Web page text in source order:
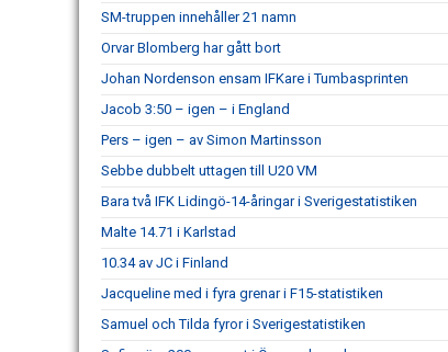
SM-truppen innehåller 21 namn
Orvar Blomberg har gått bort
Johan Nordenson ensam IFKare i Tumbasprinten
Jacob 3:50 – igen – i England
Pers – igen – av Simon Martinsson
Sebbe dubbelt uttagen till U20 VM
Bara två IFK Lidingö-14-åringar i Sverigestatistiken
Malte 14.71 i Karlstad
10.34 av JC i Finland
Jacqueline med i fyra grenar i F15-statistiken
Samuel och Tilda fyror i Sverigestatistiken